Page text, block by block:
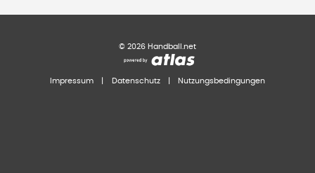
© 2026 Handball.net
Impressum Datenschutz Nutzungsbedingungen